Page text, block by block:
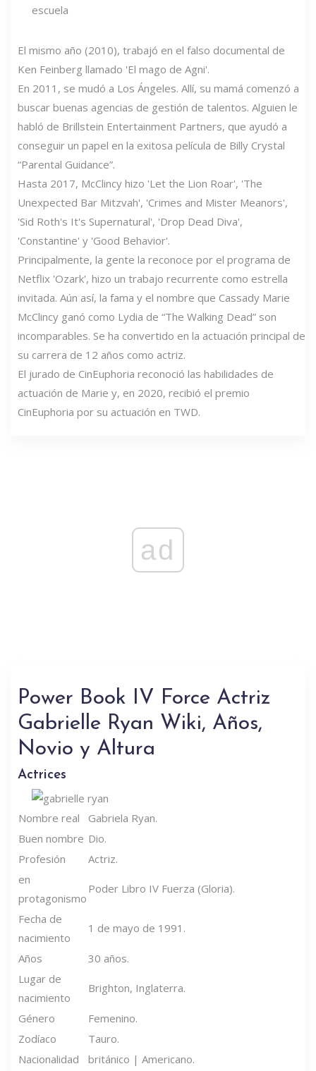
El mismo año (2010), trabajó en el falso documental de
Ken Feinberg llamado 'El mago de Agni'.
En 2011, se mudó a Los Ángeles. Allí, su mamá comenzó a
buscar buenas agencias de gestión de talentos. Alguien le
habló de Brillstein Entertainment Partners, que ayudó a
conseguir un papel en la exitosa película de Billy Crystal
“Parental Guidance”.
Hasta 2017, McClincy hizo 'Let the Lion Roar', 'The
Unexpected Bar Mitzvah', 'Crimes and Mister Meanors',
'Sid Roth's It's Supernatural', 'Drop Dead Diva',
'Constantine' y 'Good Behavior'.
Principalmente, la gente la reconoce por el programa de
Netflix 'Ozark', hizo un trabajo recurrente como estrella
invitada. Aún así, la fama y el nombre que Cassady Marie
McClincy ganó como Lydia de “The Walking Dead” son
incomparables. Se ha convertido en la actuación principal de
su carrera de 12 años como actriz.
El jurado de CinEuphoria reconoció las habilidades de
actuación de Marie y, en 2020, recibió el premio
CinEuphoria por su actuación en TWD.
ad
Power Book IV Force Actriz
Gabrielle Ryan Wiki, Años,
Novio y Altura
Actrices
Nombre real
Gabriela Ryan.
Buen nombre Dio.
Profesión
Actriz.
en
protagonismo
Poder Libro IV Fuerza (Gloria).
Fecha de
nacimiento
1 de mayo de 1991.
Años
30 años.
Lugar de
nacimiento
Brighton, Inglaterra.
Género
Femenino.
Zodíaco
Tauro.
Nacionalidad
británico | Americano.